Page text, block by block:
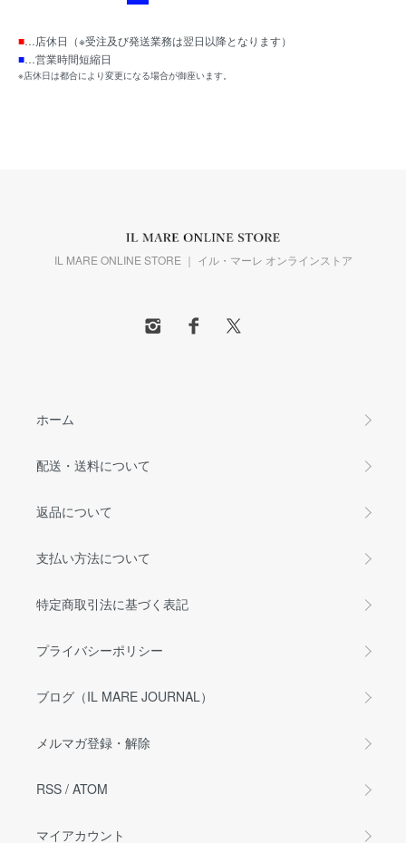
■…店休日（※受注及び発送業務は翌日以降となります）
■…営業時間短縮日
※店休日は都合により変更になる場合が御座います。
IL MARE ONLINE STORE ｜ イル・マーレ オンラインストア
ホーム
配送・送料について
返品について
支払い方法について
特定商取引法に基づく表記
プライバシーポリシー
ブログ（IL MARE JOURNAL）
メルマガ登録・解除
RSS / ATOM
マイアカウント